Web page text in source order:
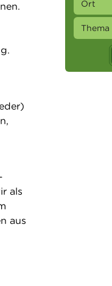
als
aus